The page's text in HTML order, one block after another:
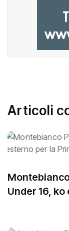
Articoli
Under 16,